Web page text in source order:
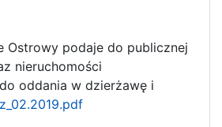
Ostrowy podaje do publicznej
nieruchomości
oddania w dzierżawę i